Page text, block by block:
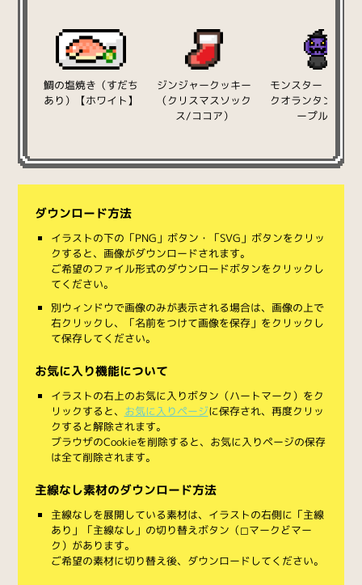
鯛の塩焼き（すだち
あり）【ホワイト】
ジンジャークッキー
（クリスマスソック
ス/ココア）
モンスター（ジャ
クオランタン）【
ープル】
ダウンロード方法
イラストの下の「PNG」ボタン・「SVG」ボタンをクリッ
クすると、画像がダウンロードされます。
ご希望のファイル形式のダウンロードボタンをクリックし
てください。
別ウィンドウで画像のみが表示される場合は、画像の上で
右クリックし、「名前をつけて画像を保存」をクリックし
て保存してください。
お気に入り機能について
イラストの右上のお気に入りボタン（ハートマーク）をク
リックすると、 お気に入りページに保存され、再度クリッ
クすると解除されます。
ブラウザのCookieを削除すると、お気に入りページの保存
は全て削除されます。
主線なし素材のダウンロード方法
主線なしを展開している素材は、イラストの右側に「主線
あり」「主線なし」の切り替えボタン（◻︎マークと◼︎マー
ク）があります。
ご希望の素材に切り替え後、ダウンロードしてください。